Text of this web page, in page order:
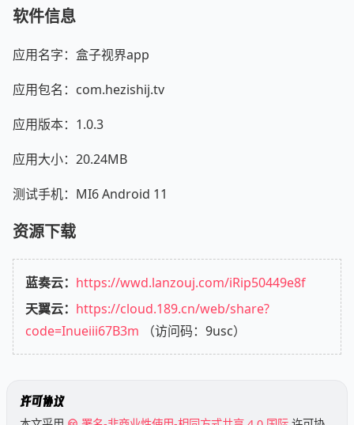
软件信息
应用名字：盒子视界app
应用包名：com.hezishij.tv
应用版本：1.0.3
应用大小：20.24MB
测试手机：MI6 Android 11
资源下载
蓝奏云： https://wwd.lanzouj.com/iRip50449e8f
天翼云： https://cloud.189.cn/web/share?
code=Inueiii67B3m （访问码：9usc）
许可协议